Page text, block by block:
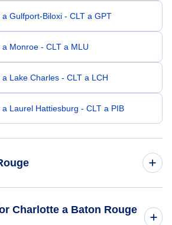
Gulfport-Biloxi - CLT a GPT
Monroe - CLT a MLU
Lake Charles - CLT a LCH
Laurel Hattiesburg - CLT a PIB
Charlotte a Baton Rouge